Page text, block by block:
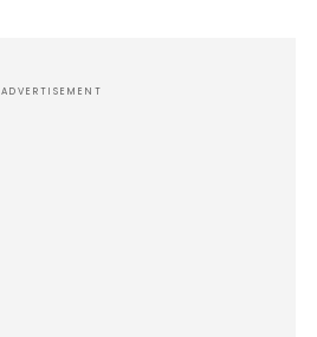
ADVERTISEMENT